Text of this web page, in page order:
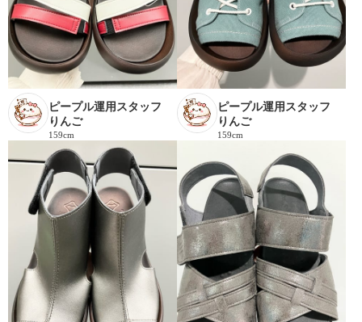
ピープル運用スタッフ
りんご
159cm
ピープル運用スタッフ
りんご
159cm